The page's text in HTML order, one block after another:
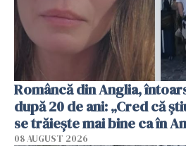
Româncă din Anglia,
după 20 de ani: „Cred că
se trăiește mai bine ca în
08 AUGUST 2026